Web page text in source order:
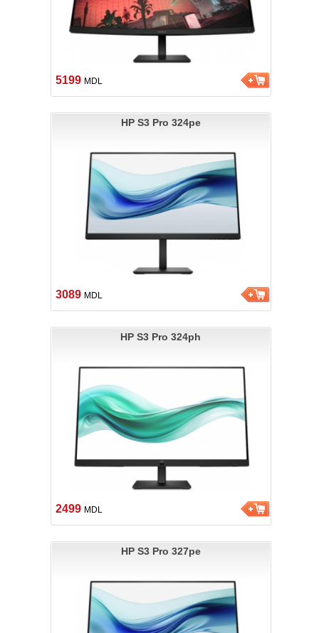
5199 MDL
HP S3 Pro 324pe
3089 MDL
HP S3 Pro 324ph
2499 MDL
HP S3 Pro 327pe